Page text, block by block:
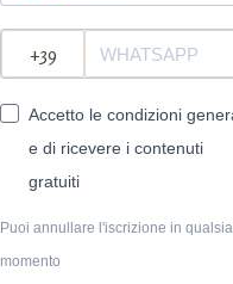
Accetto le condizioni
e di ricevere i contenuti
gratuiti
Puoi annullare l'iscrizione in
momento